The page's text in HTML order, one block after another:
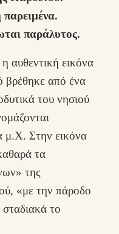
παράλυτος.
αυθεντική εικόνα
βρέθηκε από ένα
του νησιού
μ.Χ. Στην εικόνα
τα
της
«με την πάροδο
το